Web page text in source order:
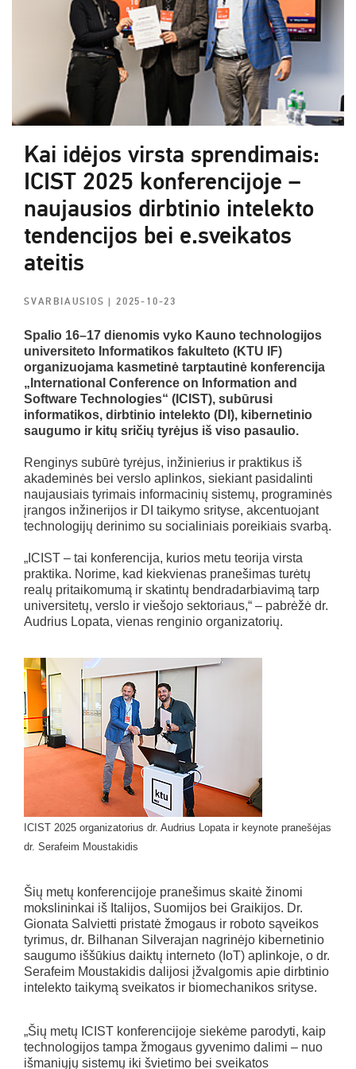
Kai idėjos virsta sprendimais:
ICIST 2025 konferencijoje –
naujausios dirbtinio intelekto
tendencijos bei e.sveikatos
ateitis
SVARBIAUSIOS| 2025-10-23
Spalio 16–17 dienomis vyko Kauno technologijos
universiteto Informatikos fakulteto (KTU IF)
organizuojama kasmetinė tarptautinė konferencija
„International Conference on Information and
Software Technologies“ (ICIST), subūrusi
informatikos, dirbtinio intelekto (DI), kibernetinio
saugumo ir kitų sričių tyrėjus iš viso pasaulio.
Renginys subūrė tyrėjus, inžinierius ir praktikus iš
akademinės bei verslo aplinkos, siekiant pasidalinti
naujausiais tyrimais informacinių sistemų, programinės
įrangos inžinerijos ir DI taikymo srityse, akcentuojant
technologijų derinimo su socialiniais poreikiais svarbą.
„ICIST – tai konferencija, kurios metu teorija virsta
praktika. Norime, kad kiekvienas pranešimas turėtų
realų pritaikomumą ir skatintų bendradarbiavimą tarp
universitetų, verslo ir viešojo sektoriaus,“ – pabrėžė dr.
Audrius Lopata, vienas renginio organizatorių.
ICIST 2025 organizatorius dr. Audrius Lopata ir keynote pranešėjas
dr. Serafeim Moustakidis
Šių metų konferencijoje pranešimus skaitė žinomi
mokslininkai iš Italijos, Suomijos bei Graikijos. Dr.
Gionata Salvietti pristatė žmogaus ir roboto sąveikos
tyrimus, dr. Bilhanan Silverajan nagrinėjo kibernetinio
saugumo iššūkius daiktų interneto (IoT) aplinkoje, o dr.
Serafeim Moustakidis dalijosi įžvalgomis apie dirbtinio
intelekto taikymą sveikatos ir biomechanikos srityse.
„Šių metų ICIST konferencijoje siekėme parodyti, kaip
technologijos tampa žmogaus gyvenimo dalimi – nuo
išmaniųjų sistemų iki švietimo bei sveikatos